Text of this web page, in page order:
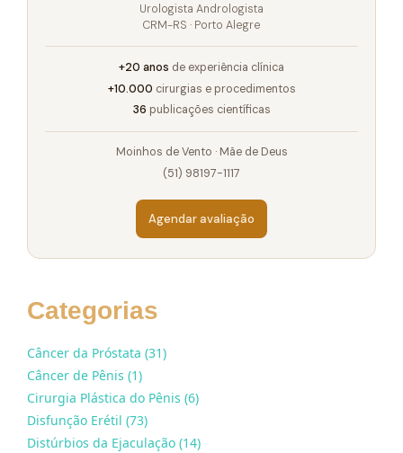
Urologista Andrologista
CRM-RS · Porto Alegre
+20 anos de experiência clínica
+10.000 cirurgias e procedimentos
36 publicações científicas
Moinhos de Vento · Mãe de Deus
(51) 98197-1117
Agendar avaliação
Categorias
Câncer da Próstata (31)
Câncer de Pênis (1)
Cirurgia Plástica do Pênis (6)
Disfunção Erétil (73)
Distúrbios da Ejaculação (14)